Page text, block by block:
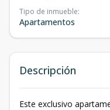
Tipo de inmueble:
Apartamentos
Descripción
Este exclusivo